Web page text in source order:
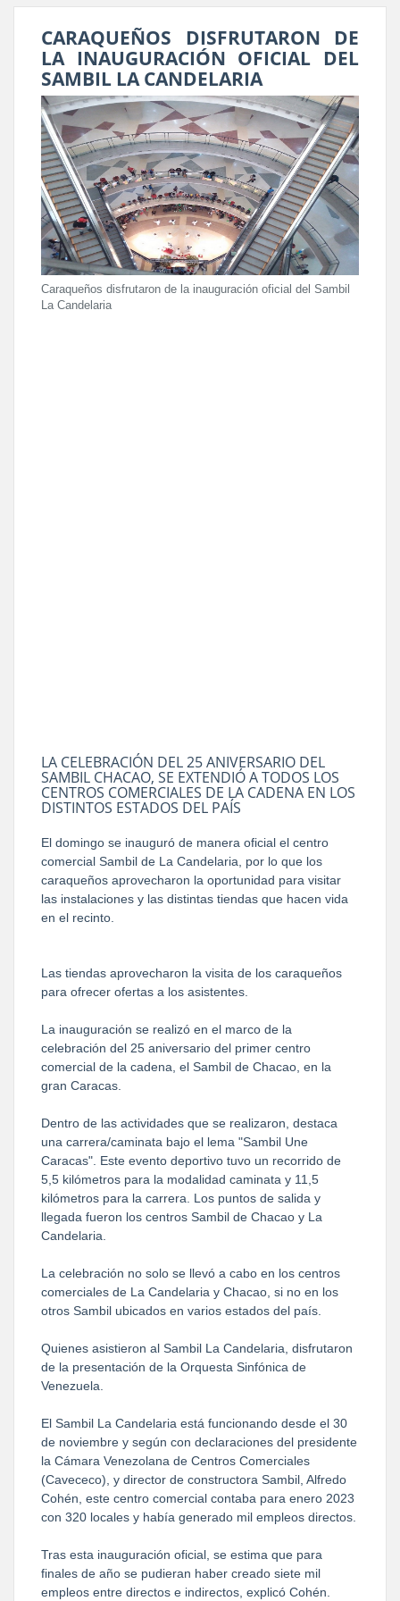
CARAQUEÑOS DISFRUTARON DE
LA INAUGURACIÓN OFICIAL DEL
SAMBIL LA CANDELARIA
Caraqueños disfrutaron de la inauguración oficial del Sambil
La Candelaria
LA CELEBRACIÓN DEL 25 ANIVERSARIO DEL
SAMBIL CHACAO, SE EXTENDIÓ A TODOS LOS
CENTROS COMERCIALES DE LA CADENA EN LOS
DISTINTOS ESTADOS DEL PAÍS
El domingo se inauguró de manera oficial el centro
comercial Sambil de La Candelaria, por lo que los
caraqueños aprovecharon la oportunidad para visitar
las instalaciones y las distintas tiendas que hacen vida
en el recinto.
Las tiendas aprovecharon la visita de los caraqueños
para ofrecer ofertas a los asistentes.
La inauguración se realizó en el marco de la
celebración del 25 aniversario del primer centro
comercial de la cadena, el Sambil de Chacao, en la
gran Caracas.
Dentro de las actividades que se realizaron, destaca
una carrera/caminata bajo el lema "Sambil Une
Caracas". Este evento deportivo tuvo un recorrido de
5,5 kilómetros para la modalidad caminata y 11,5
kilómetros para la carrera. Los puntos de salida y
llegada fueron los centros Sambil de Chacao y La
Candelaria.
La celebración no solo se llevó a cabo en los centros
comerciales de La Candelaria y Chacao, si no en los
otros Sambil ubicados en varios estados del país.
Quienes asistieron al Sambil La Candelaria, disfrutaron
de la presentación de la Orquesta Sinfónica de
Venezuela.
El Sambil La Candelaria está funcionando desde el 30
de noviembre y según con declaraciones del presidente
la Cámara Venezolana de Centros Comerciales
(Cavececo), y director de constructora Sambil, Alfredo
Cohén, este centro comercial contaba para enero 2023
con 320 locales y había generado mil empleos directos.
Tras esta inauguración oficial, se estima que para
finales de año se pudieran haber creado siete mil
empleos entre directos e indirectos, explicó Cohén.